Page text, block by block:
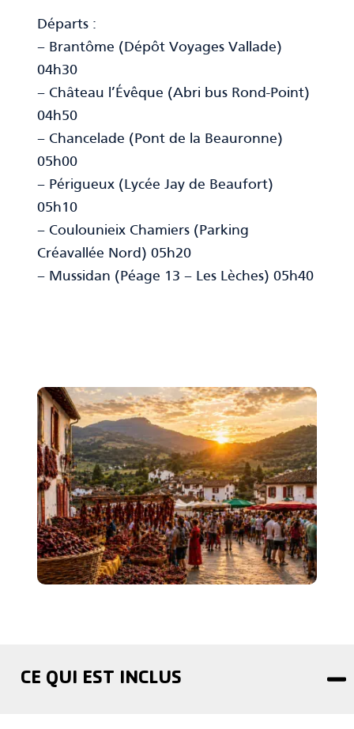
Départs :
– Brantôme (Dépôt Voyages Vallade)
04h30
– Château l’Évêque (Abri bus Rond-Point)
04h50
– Chancelade (Pont de la Beauronne)
05h00
– Périgueux (Lycée Jay de Beaufort)
05h10
– Coulounieix Chamiers (Parking
Créavallée Nord) 05h20
– Mussidan (Péage 13 – Les Lèches) 05h40
CE QUI EST INCLUS